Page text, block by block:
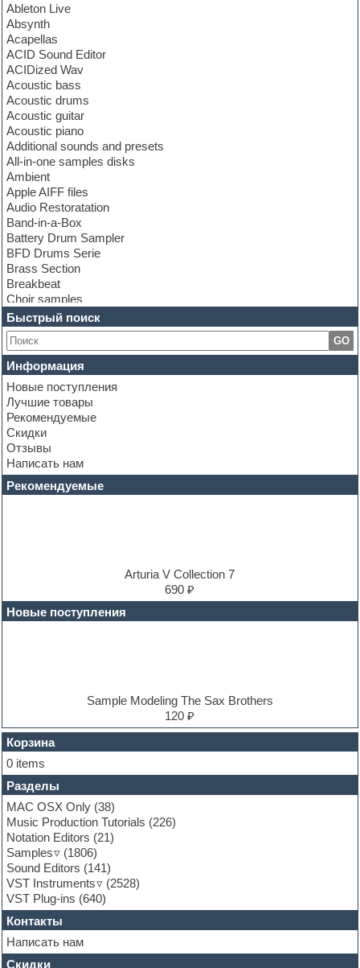
Ableton Live
Absynth
Acapellas
ACID Sound Editor
ACIDized Wav
Acoustic bass
Acoustic drums
Acoustic guitar
Acoustic piano
Additional sounds and presets
All-in-one samples disks
Ambient
Apple AIFF files
Audio Restoratation
Band-in-a-Box
Battery Drum Sampler
BFD Drums Serie
Brass Section
Breakbeat
Choir samples
Chris Hein Samples
Cinematic samples
Club bass
Club leads
Club sounds
Construction kits
Convolution
Cubase
Dance drums
Dance music production tutorials
DAW
Disco samples
DJ Software
Electric guitar
Electric piano
EXS24 Instruments
FL Studio
Flute
Folk samples
Fruityloops
Funk
Garritan
General MIDI kits
Guitar emulation
Guitar loops
Guitar processing and effects
Hands-up samples
Hardstyle
Heavy metal sample packs
Hip-hop
House music
Hypersonic
Быстрый поиск
GO
Информация
Новые поступления
Лучшие товары
Рекомендуемые
Скидки
Отзывы
Написать нам
Рекомендуемые
Arturia V Collection 7
690 ₽
Новые поступления
Sample Modeling The Sax Brothers
120 ₽
Корзина
0 items
Разделы
MAC OSX Only (38)
Music Production Tutorials (226)
Notation Editors (21)
Samples
(1806)
Sound Editors (141)
VST Instruments
(2528)
VST Plug-ins (640)
Контакты
Написать нам
Скидки